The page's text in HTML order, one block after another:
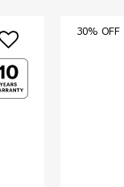
30% OFF